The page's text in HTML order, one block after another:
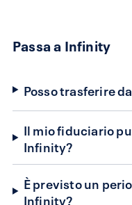
Passa a Infinity
Posso trasferire
Il mio fiduciario
Infinity?
È previsto un
Infinity?